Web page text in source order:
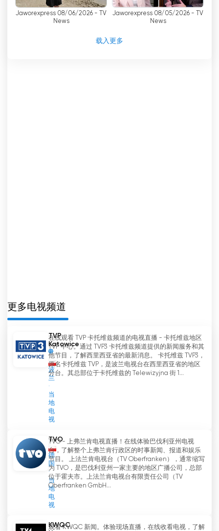
dlaCiebietv 網絡電視直播
Jaworexpress 08/06/2026 - TV
News
Jaworexpress 08/05/2026 - TV
News
载入更多
更多电视频道
TVP
Katowice
波
兰
当
地
电
视
在线观看 TVP 卡托维兹频道的电视直播 - 卡托维兹地区
TVP 中心。通过 TVP3 卡托维兹频道提供的新闻服务和其
他节目，了解西里西亚省的最新消息。 卡托维兹 TVP3，
原名卡托维兹 TVP，是波兰电视台在西里西亚省的地区
分台。其总部位于卡托维兹的 Telewizyjna 街 1...
TVO
德
国
当
地
电
视
TVO - 上弗兰肯电视直播！在线体验巴伐利亚州电视
台，了解整个上弗兰肯行政区的时事新闻、报道和娱乐
节目。 上法兰肯电视台（TV Oberfranken），通常缩写
为 TVO，是巴伐利亚州一家主要的地区广播公司，总部
位于霍夫市。上法兰肯电视台有限责任公司（TV
Oberfranken GmbH...
KWQC
观看 KWQC 新闻。体验现场直播，在线收看电视，了解